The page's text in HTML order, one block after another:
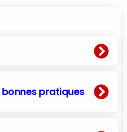
bonnes pratiques